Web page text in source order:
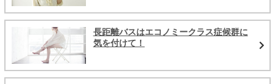
長距離バスはエコノミークラス症候群に
気を付けて！